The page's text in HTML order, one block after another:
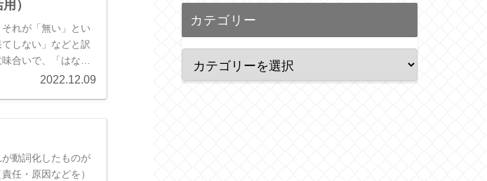
）
れが「無い」とい
しない」などと訳
合いで、「はなは
2022.12.09
動詞化したものが
任・原因などを）
カテゴリー